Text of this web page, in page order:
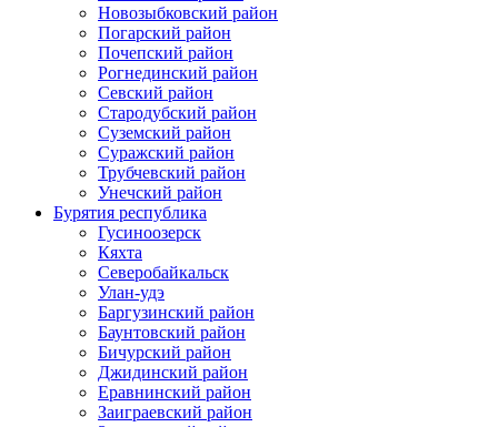
Новозыбковский район
Погарский район
Почепский район
Рогнединский район
Севский район
Стародубский район
Суземский район
Суражский район
Трубчевский район
Унечский район
Бурятия республика
Гусиноозерск
Кяхта
Северобайкальск
Улан-удэ
Баргузинский район
Баунтовский район
Бичурский район
Джидинский район
Еравнинский район
Заиграевский район